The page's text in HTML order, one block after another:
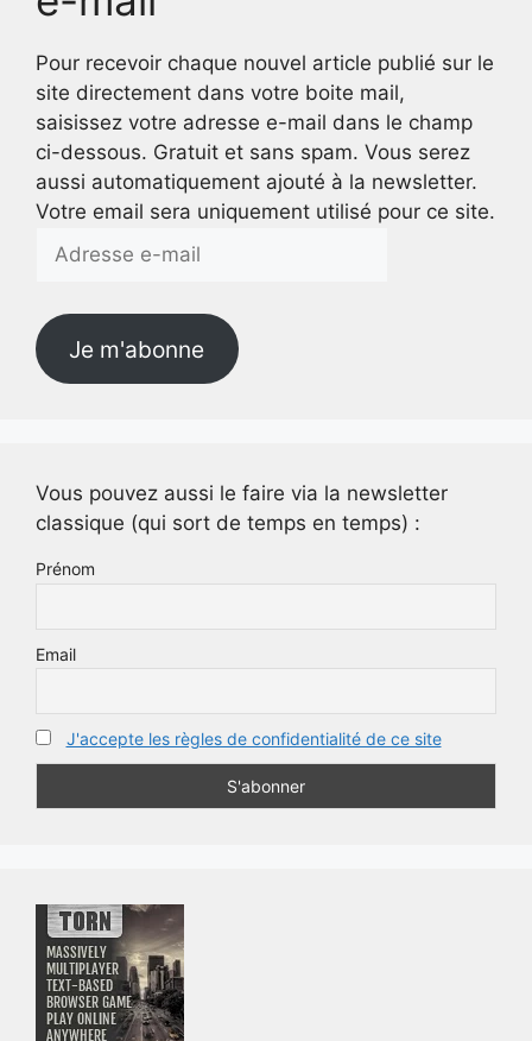
Pour recevoir chaque nouvel article publié sur le
site directement dans votre boite mail,
saisissez votre adresse e-mail dans le champ
ci-dessous. Gratuit et sans spam. Vous serez
aussi automatiquement ajouté à la newsletter.
Votre email sera uniquement utilisé pour ce site.
Adresse
Je m'abonne
Vous pouvez aussi le faire via la newsletter
classique (qui sort de temps en temps) :
Prénom
Email
J'accepte les règles de confidentialité de ce site